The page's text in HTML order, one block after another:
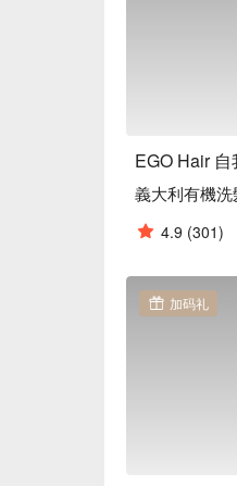
4.9 (301)
加码礼